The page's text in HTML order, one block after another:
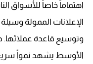
اهتماماً خاصاً للأسواق
الإعلانات الممولة
وتوسيع قاعدة
الأوسط يشهد نمواً